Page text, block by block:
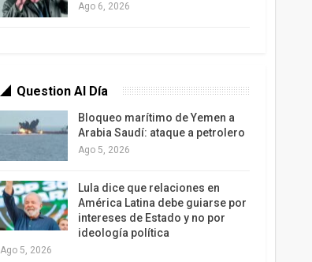
Ago 6, 2026
Question Al Día
Bloqueo marítimo de Yemen a
Arabia Saudí: ataque a petrolero
Ago 5, 2026
Lula dice que relaciones en
América Latina debe guiarse por
intereses de Estado y no por
ideología política
Ago 5, 2026